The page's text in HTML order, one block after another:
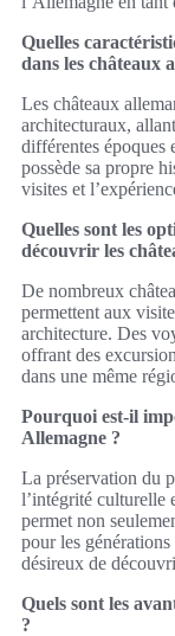
Quelles
dans les châteaux
Les châteaux
architecturaux,
différentes époques
possède sa propre
visites et
Quelles sont les
découvrir les
De nombreux
permettent aux
architecture. Des
offrant des
dans une même
Pourquoi est-il
Allemagne ?
La préservation du
l’intégrité culturelle
permet non
pour les
désireux de
Quels sont les
?